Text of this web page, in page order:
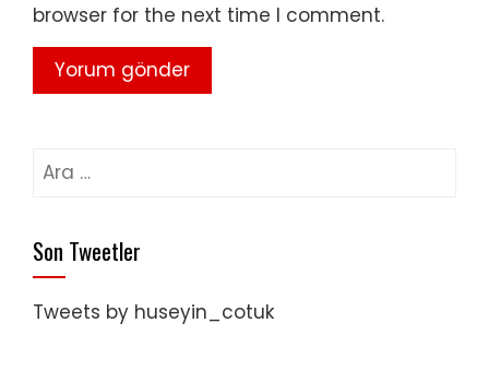
browser for the next time I comment.
Arama:
Son Tweetler
Tweets by huseyin_cotuk